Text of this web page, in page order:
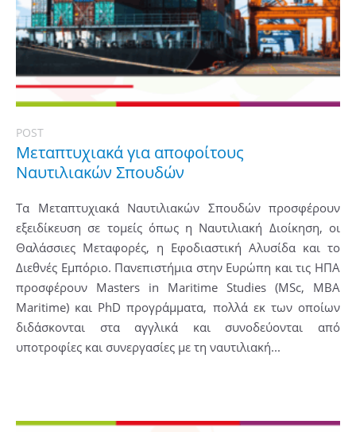
POST
Μεταπτυχιακά για αποφοίτους
Ναυτιλιακών Σπουδών
Τα Μεταπτυχιακά Ναυτιλιακών Σπουδών προσφέρουν
εξειδίκευση σε τομείς όπως η Ναυτιλιακή Διοίκηση, οι
Θαλάσσιες Μεταφορές, η Εφοδιαστική Αλυσίδα και το
Διεθνές Εμπόριο. Πανεπιστήμια στην Ευρώπη και τις ΗΠΑ
προσφέρουν Masters in Maritime Studies (MSc, MBA
Maritime) και PhD προγράμματα, πολλά εκ των οποίων
διδάσκονται στα αγγλικά και συνοδεύονται από
υποτροφίες και συνεργασίες με τη ναυτιλιακή...